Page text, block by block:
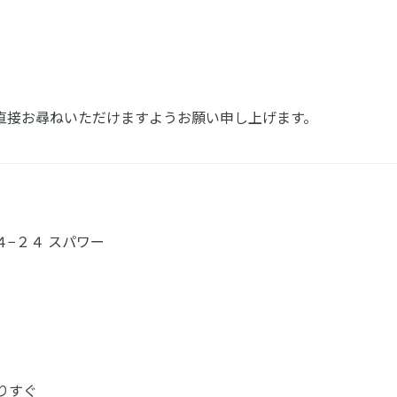
お尋ねいただけますようお願い申し上げます。
−２４ スパワー
すぐ